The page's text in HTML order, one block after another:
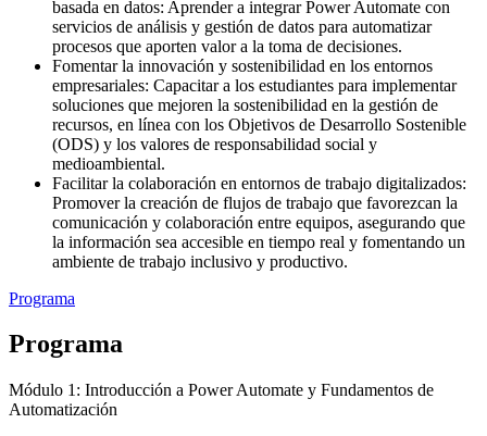
basada en datos: Aprender a integrar Power Automate con
servicios de análisis y gestión de datos para automatizar
procesos que aporten valor a la toma de decisiones.
Fomentar la innovación y sostenibilidad en los entornos
empresariales: Capacitar a los estudiantes para implementar
soluciones que mejoren la sostenibilidad en la gestión de
recursos, en línea con los Objetivos de Desarrollo Sostenible
(ODS) y los valores de responsabilidad social y
medioambiental.
Facilitar la colaboración en entornos de trabajo digitalizados:
Promover la creación de flujos de trabajo que favorezcan la
comunicación y colaboración entre equipos, asegurando que
la información sea accesible en tiempo real y fomentando un
ambiente de trabajo inclusivo y productivo.
Programa
Programa
Módulo 1: Introducción a Power Automate y Fundamentos de
Automatización